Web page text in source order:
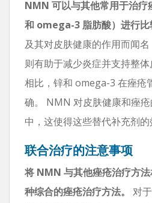
NMN 可以与其他常用于治疗
和 omega-3 脂肪酸）进行比
及其对皮肤健康的作用而闻
则有助于减少炎症并支持整
相比，锌和 omega-3 在痤疮
确。 NMN 对皮肤健康和痤
中，这使得这些替代补充剂的
联合治疗的注意事项
将 NMN 与其他痤疮治疗方
种综合的痤疮治疗方法。
对